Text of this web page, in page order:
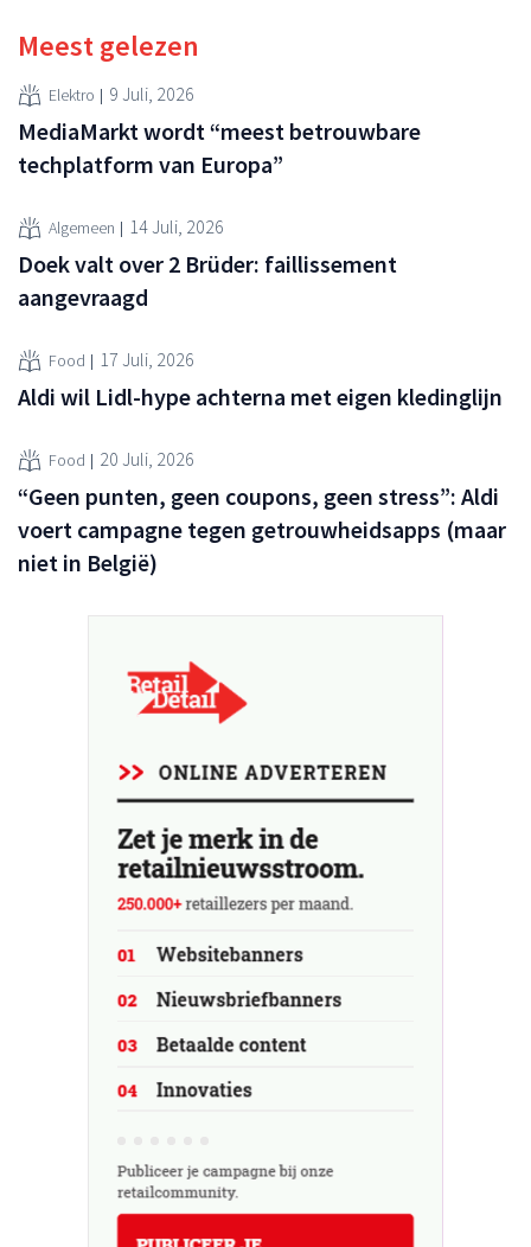
Meest gelezen
Elektro 9 Juli, 2026
MediaMarkt wordt “meest betrouwbare
techplatform van Europa”
Algemeen 14 Juli, 2026
Doek valt over 2 Brüder: faillissement
aangevraagd
Food 17 Juli, 2026
Aldi wil Lidl-hype achterna met eigen kledinglijn
Food 20 Juli, 2026
“Geen punten, geen coupons, geen stress”: Aldi
voert campagne tegen getrouwheidsapps (maar
niet in België)